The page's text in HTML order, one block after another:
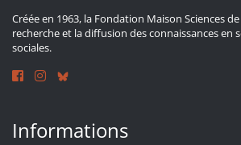
Créée en 1963, la Fondation Maison Sciences
recherche et la diffusion des connaissances en
sociales.
Informations